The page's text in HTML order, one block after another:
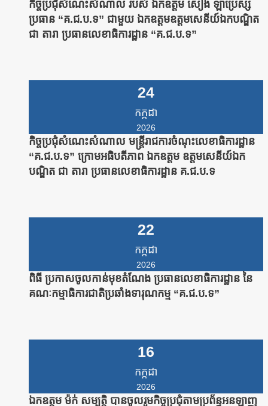
កិច្ចប្រជុំសំណេះសំណាល របស់ ឯកឧត្តម សៀង ឡាប្រេស្ស
ប្រធាន “គ.ជ.ប.ទ” ជាមួយ ឯកឧត្តមឧត្តមសេនីយ៍ឯកបណ្ឌិត
ជា តារា ប្រធានលេខាធិការដ្ឋាន “គ.ជ.ប.ទ”
24
កក្កដា
2026
កិច្ចប្រជុំសំណេះសំណាល មន្រ្តីរាជការចំណុះលេខាធិការដ្ឋាន
“គ.ជ.ប.ទ” ក្រោមអធិបតីភាព ឯកឧត្តម ឧត្តមសេនីយ៍ឯក
បណ្ឌិត ជា តារា ប្រធានលេខាធិការដ្ឋាន គ.ជ.ប.ទ
22
កក្កដា
2026
ពិធី ប្រកាសចូលកាន់មុខតំណែង ប្រធានលេខាធិការដ្ឋាន នៃ
គណៈកម្មាធិការជាតិប្រឆាំងទារុណកម្ម “គ.ជ.ប.ទ”
16
កក្កដា
2026
ឯកឧត្តម ម៉ក់ សម្បត្តិ បានចូលរួមកិច្ចប្រជុំតាមប្រព័ន្ធអនឡាញ